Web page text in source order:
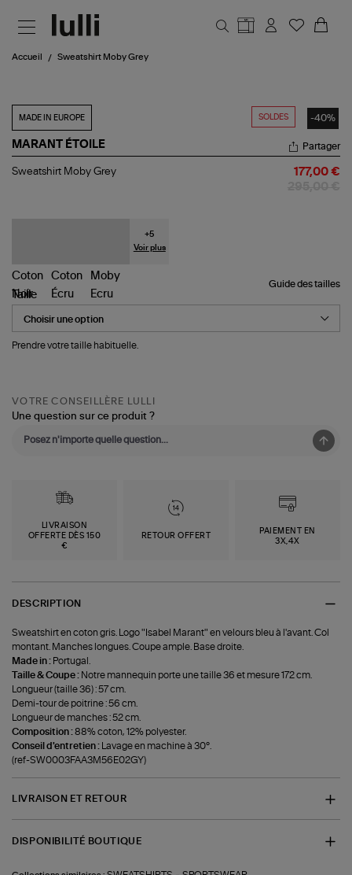
Accueil Sweatshirt Moby Grey
SOLDES -40%
MADE IN EUROPE
MARANT ÉTOILE
Sweatshirt
Partager
Sweatshirt Moby Grey 177,00 €
+5
Voir plus
Guide des tailles
Taille
Prendre votre taille habituelle.
VOTRE CONSEILLÈRE LULLI
Une question sur ce produit ?
LIVRAISON
OFFERTE DÈS 150
€
RETOUR OFFERT
PAIEMENT EN
3X,4X
DESCRIPTION
Sweatshirt en coton gris. Logo "Isabel Marant" en velours bleu à l'avant. Col
montant. Manches longues. Coupe ample. Base droite.
Made in : Portugal.
Taille & Coupe : Notre mannequin porte une taille 36 et mesure 172 cm.
Longueur (taille 36) : 57 cm.
Demi-tour de poitrine : 56 cm.
Longueur de manches : 52 cm.
Composition :88% coton, 12% polyester.
Conseil d'entretien :
Lavage en machine à 30°.
(ref-SW0003FAA3M56E02GY)
LIVRAISON ET RETOUR
DISPONIBILITÉ BOUTIQUE